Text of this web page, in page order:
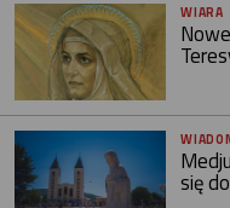
WIARA
się